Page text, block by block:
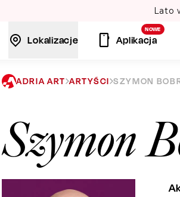
Lato
Lokalizacje
NOWE
Aplikacja
ADRIA ART ARTYŚCI SZYMON
Szymon